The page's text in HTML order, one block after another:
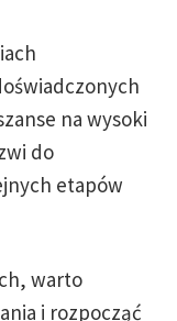
na wysoki
do
etapów
warto
i rozpocząć